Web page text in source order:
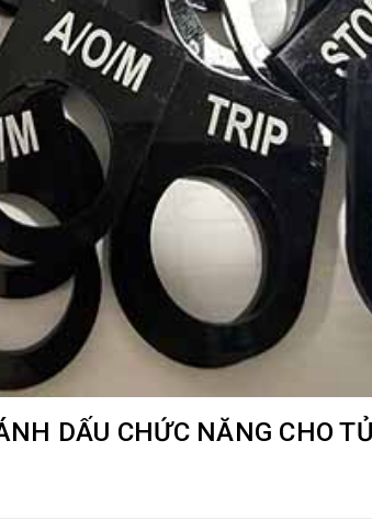
DẤU CHỨC NĂNG CHO